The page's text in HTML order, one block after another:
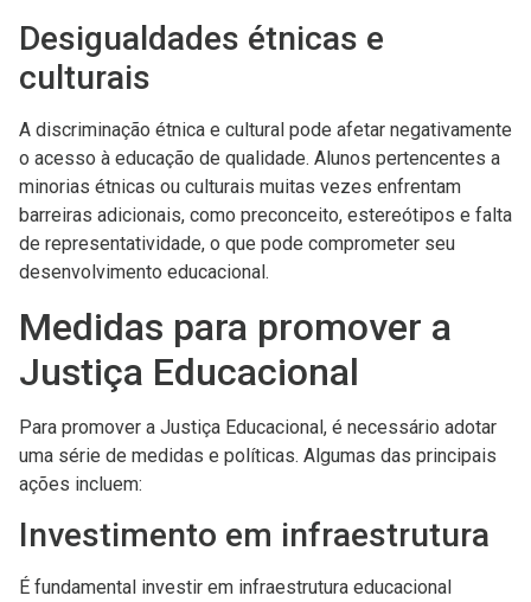
Desigualdades étnicas e
culturais
A discriminação étnica e cultural pode afetar negativamente
o acesso à educação de qualidade. Alunos pertencentes a
minorias étnicas ou culturais muitas vezes enfrentam
barreiras adicionais, como preconceito, estereótipos e falta
de representatividade, o que pode comprometer seu
desenvolvimento educacional.
Medidas para promover a
Justiça Educacional
Para promover a Justiça Educacional, é necessário adotar
uma série de medidas e políticas. Algumas das principais
ações incluem:
Investimento em infraestrutura
É fundamental investir em infraestrutura educacional